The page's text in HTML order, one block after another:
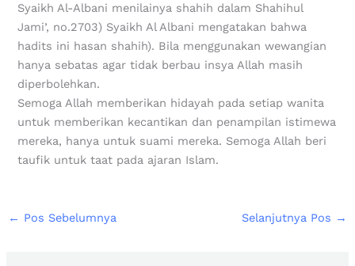
Syaikh Al-Albani menilainya shahih dalam Shahihul
Jami’, no.2703) Syaikh Al Albani mengatakan bahwa
hadits ini hasan shahih). Bila menggunakan wewangian
hanya sebatas agar tidak berbau insya Allah masih
diperbolehkan.
Semoga Allah memberikan hidayah pada setiap wanita
untuk memberikan kecantikan dan penampilan istimewa
mereka, hanya untuk suami mereka. Semoga Allah beri
taufik untuk taat pada ajaran Islam.
← Pos Sebelumnya Selanjutnya Pos →